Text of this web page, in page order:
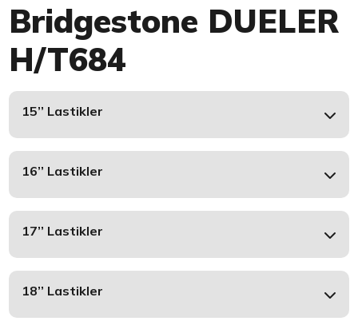
Bridgestone DUELER
H/T684
15’’ Lastikler
16’’ Lastikler
17’’ Lastikler
18’’ Lastikler